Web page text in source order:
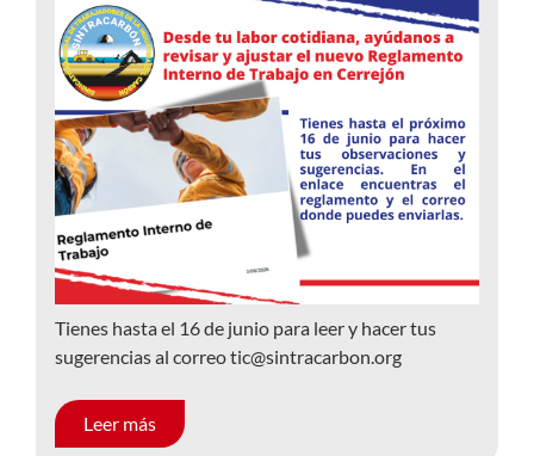
Tienes hasta el 16 de junio para leer y hacer tus
sugerencias al correo tic@sintracarbon.org
Leer más